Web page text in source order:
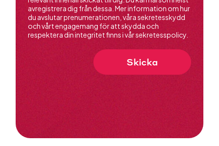
avregistrera dig från dessa. Mer information om hur
du avslutar prenumerationen, våra sekretesskydd
och vårt engagemang för att skydda och
respektera din integritet finns i vårsekretesspolicy.